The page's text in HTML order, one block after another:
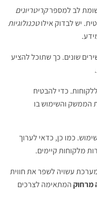
לב למספרקריטריונים
יש לבדוק אילוטכנולוגיות
שונים. כך שתוכל להציע
כדי להבטיח
הממשק והשימוש בו
כמו כן, כדאי לערוך
מלקוחות קיימים.
עשויה לשפר את חווית
מרחוקהמתאימה לצרכים